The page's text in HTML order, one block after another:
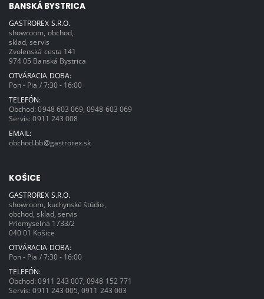
BANSKÁ BYSTRICA
GASTROREX S.R.O.
showroom, obchod,
sklad, servis
Zvolenská cesta 141
974 05 Banská Bystrica
OTVÁRACIA DOBA:
Pon - Pia / 7:30 - 16:00
TELEFÓN:
Obchod:0948 603 069 ,0948 603 069
Servis:0911 243 008
EMAIL:
obchod.bb@gastrorex.sk
KOŠICE
GASTROREX S.R.O.
showroom, kuchynské štúdio,
obchod, sklad, servis
Priemyselná 1733/2
040 01 Košice
OTVÁRACIA DOBA:
Pon - Pia / 7:30 - 16:00
TELEFÓN:
Obchod:0911 243 007 ,0948 152 771
Servis:0911 243 005 ,0911 243 003